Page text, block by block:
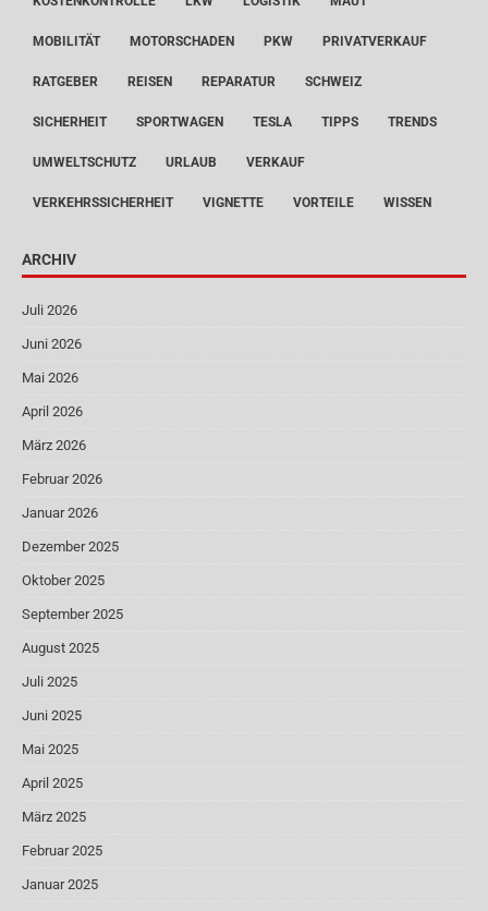
MOBILITÄT MOTORSCHADEN PKW PRIVATVERKAUF
RATGEBER REISEN REPARATUR SCHWEIZ
SICHERHEIT SPORTWAGEN TESLA TIPPS TRENDS
UMWELTSCHUTZ URLAUB VERKAUF
VERKEHRSSICHERHEIT VIGNETTE VORTEILE WISSEN
ARCHIV
Juli 2026
Juni 2026
Mai 2026
April 2026
März 2026
Februar 2026
Januar 2026
Dezember 2025
Oktober 2025
September 2025
August 2025
Juli 2025
Juni 2025
Mai 2025
April 2025
März 2025
Februar 2025
Januar 2025